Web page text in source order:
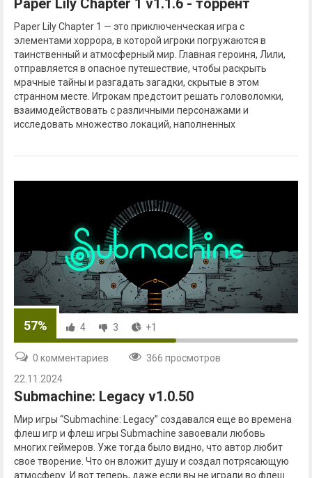
Paper Lily Chapter 1 — это приключенческая игра с
элементами хоррора, в которой игроки погружаются в
таинственный и атмосферный мир. Главная героиня, Лили,
отправляется в опасное путешествие, чтобы раскрыть
мрачные тайны и разгадать загадки, скрытые в этом
странном месте. Игрокам предстоит решать головоломки,
взаимодействовать с различными персонажами и
исследовать множество локаций, наполненных
57% 4 3 +1
0 комментариев
366 просмотров
22.11.2024
Submachine: Legacy v1.0.50
Мир игры “Submachine: Legacy” создавался еще во времена
флеш игр и флеш игры Submachine завоевали любовь
многих геймеров. Уже тогда было видно, что автор любит
свое творение. Что он вложит душу и создал потрясающую
атмосферу. И вот теперь, даже если вы не играли во флеш